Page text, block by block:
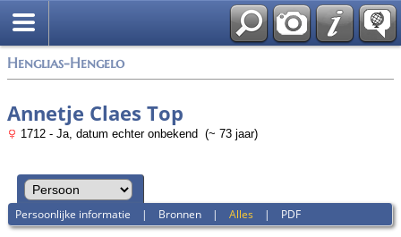
Henglias-Hengelo
Annetje Claes Top
1712 - Ja, datum echter onbekend (~ 73 jaar)
Persoonlijke informatie | Bronnen |Alles | PDF